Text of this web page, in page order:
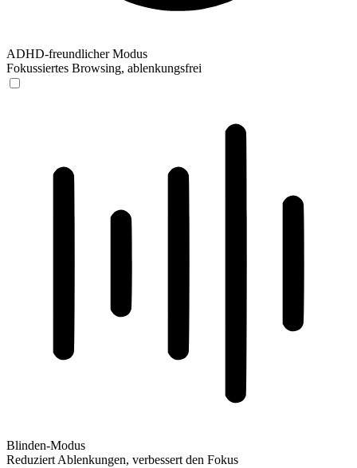
ADHD-freundlicher Modus
Fokussiertes Browsing, ablenkungsfrei
Blinden-Modus
Reduziert Ablenkungen, verbessert den Fokus